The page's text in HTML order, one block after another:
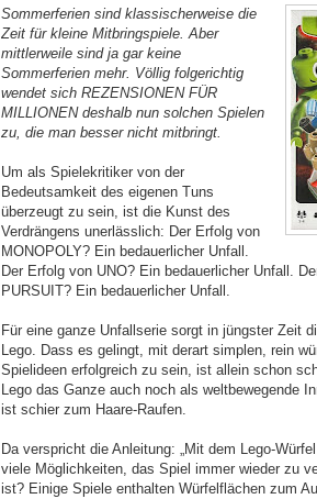
Sommerferien sind klassischerweise die
Zeit für kleine Mitbringspiele. Aber
mittlerweile sind ja gar keine
Sommerferien mehr. Völlig folgerichtig
wendet sich REZENSIONEN FÜR
MILLIONEN deshalb nun solchen Spielen
zu, die man besser nicht mitbringt.
Um als Spielekritiker von der
Bedeutsamkeit des eigenen Tuns
überzeugt zu sein, ist die Kunst des
Verdrängens unerlässlich: Der Erfolg von
MONOPOLY? Ein bedauerlicher Unfall.
Der Erfolg von UNO? Ein bedauerlicher Unfall.
PURSUIT? Ein bedauerlicher Unfall.
Für eine ganze Unfallserie sorgt in jüngster Zeit
Lego. Dass es gelingt, mit derart simplen, rein
Spielideen erfolgreich zu sein, ist allein schon
Lego das Ganze auch noch als weltbewegende
ist schier zum Haare-Raufen.
Da verspricht die Anleitung: „Mit dem Lego-
viele Möglichkeiten, das Spiel immer wieder zu
ist? Einige Spiele enthalten Würfelflächen zum